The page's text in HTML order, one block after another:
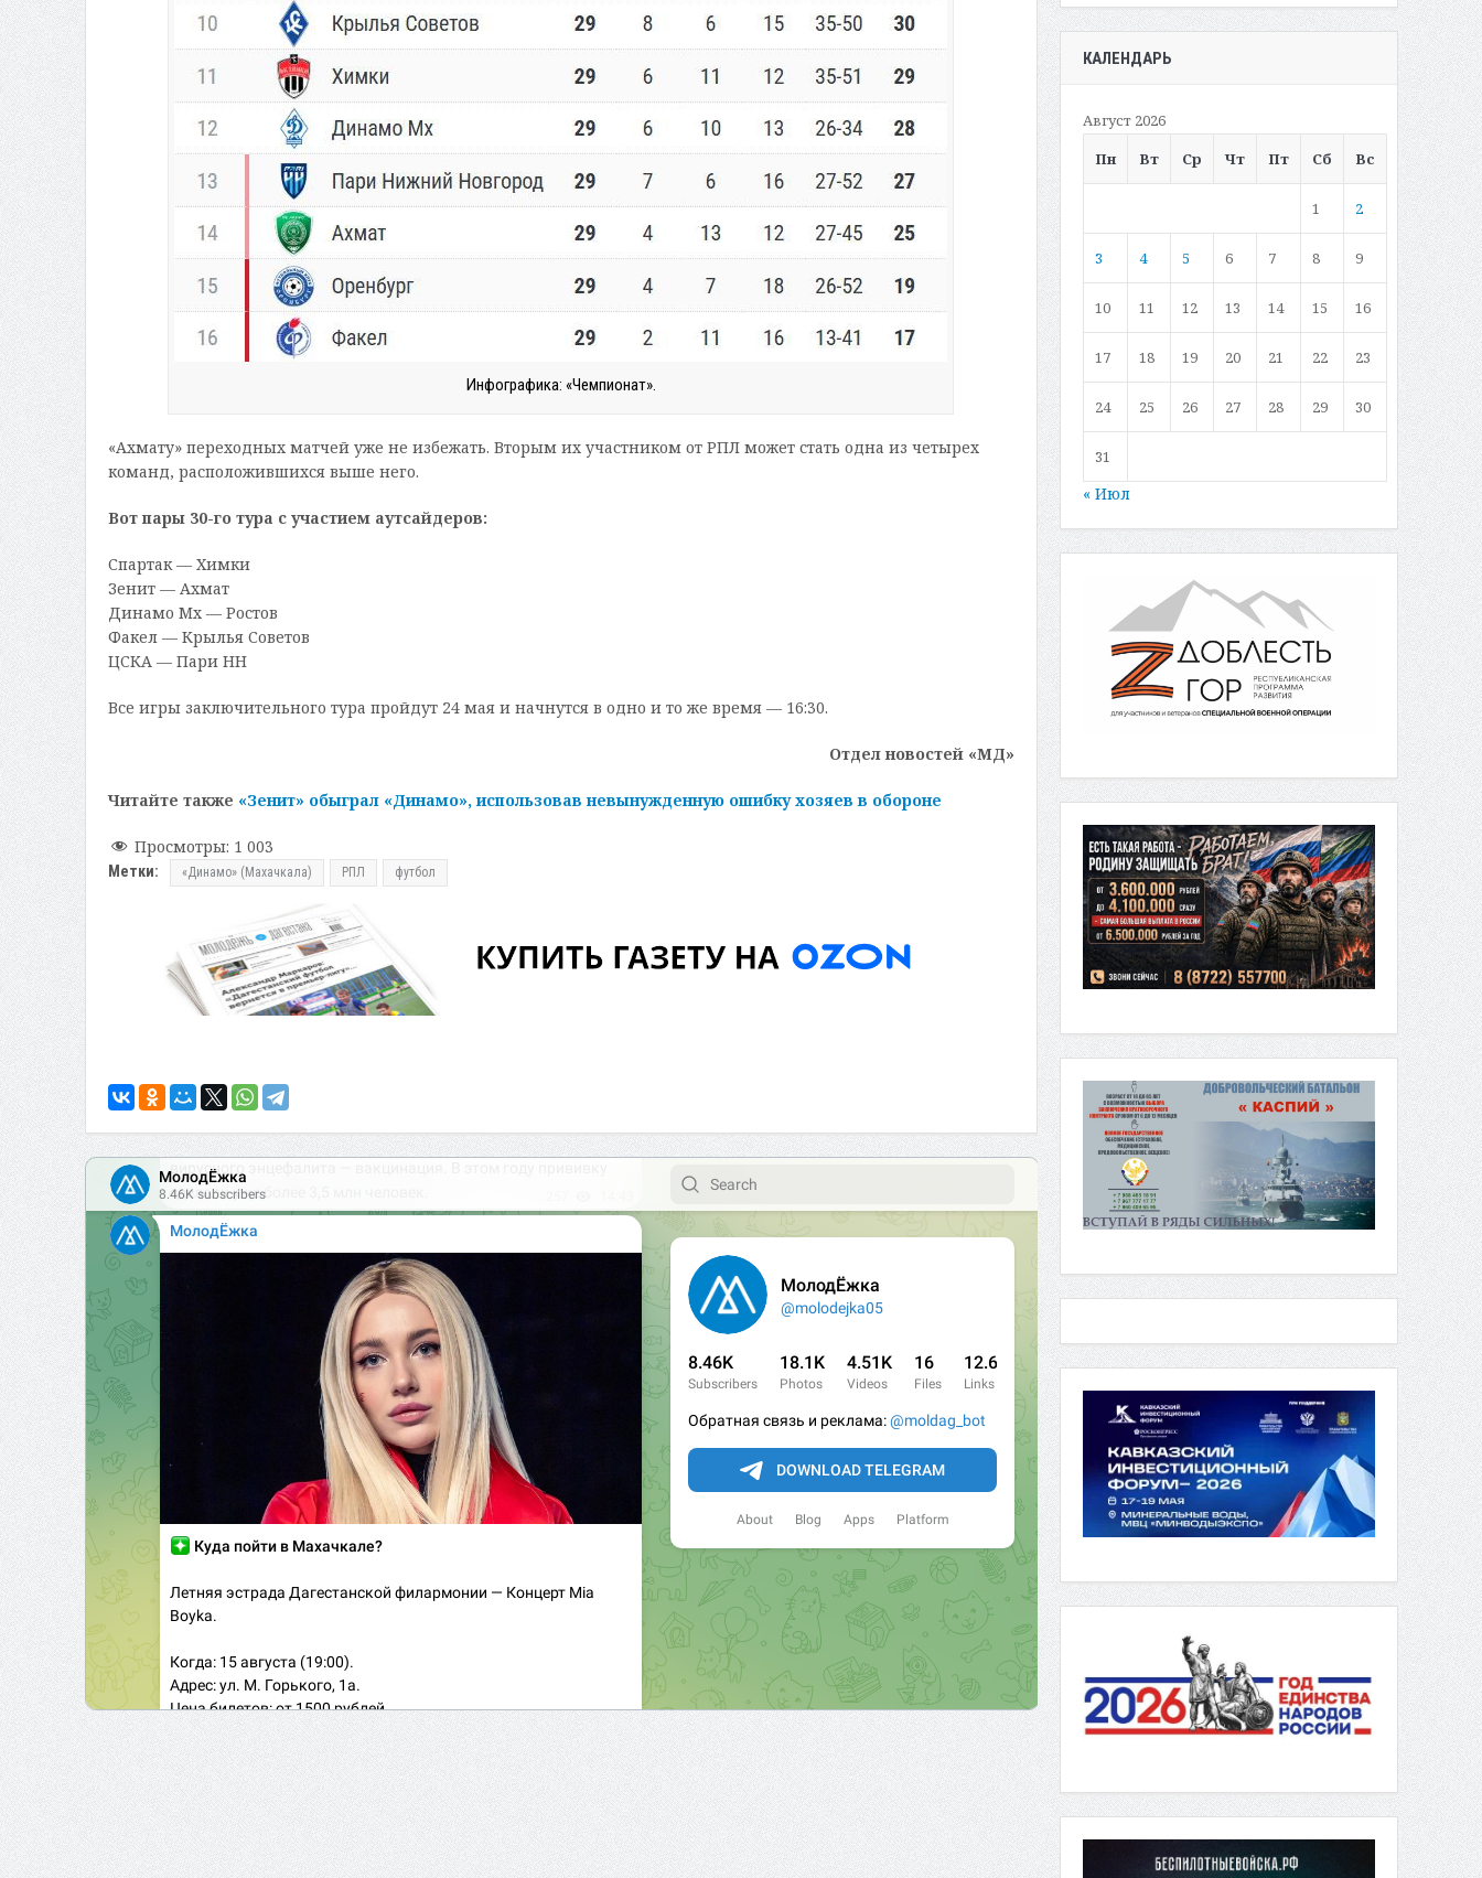
Инфографика: «Чемпионат».
«Ахмату» переходных матчей уже не избежать. Вторым их участником от РПЛ может стать одна из четырех
команд, расположившихся выше него.
Вот пары 30-го тура с участием аутсайдеров:
Спартак — Химки
Зенит — Ахмат
Динамо Мх — Ростов
Факел — Крылья Советов
ЦСКА — Пари НН
Все игры заключительного тура пройдут 24 мая и начнутся в одно и то же время — 16:30.
Отдел новостей «МД»
Читайте также «Зенит» обыграл «Динамо», использовав невынужденную ошибку хозяев в обороне
Просмотры: 1 003
Метки: «Динамо» (Махачкала) РПЛ футбол
КАЛЕНДАРЬ
Август 2026
Пн
Вт Ср Чт Пт Сб Вс
1 2
3 4 5 6 7 8 9
10 11 12 13 14 15 16
17 18 19 20 21 22 23
24 25 26 27 28 29 30
31
« Июл